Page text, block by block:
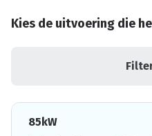
Kies de uitvoering die
85kW